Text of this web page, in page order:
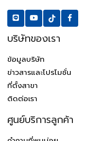
บริษัทของเรา
ข้อมูลบริษัท
ข่าวสารและโปรโมชั่น
ที่ตั้งสาขา
ติดต่อเรา
ศูนย์บริการลูกค้า